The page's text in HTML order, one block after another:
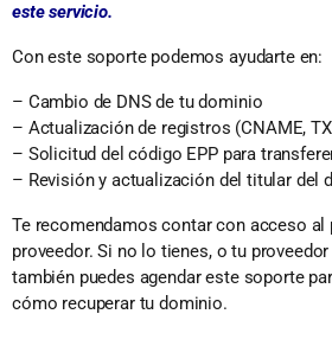
este servicio.
Con este soporte podemos ayudarte en:
– Cambio de DNS de tu dominio
– Actualización de registros (CNAME,
– Solicitud del código EPP para
– Revisión y actualización del titular del
Te recomendamos contar con acceso al
proveedor. Si no lo tienes, o tu
también puedes agendar este soporte
cómo recuperar tu dominio.